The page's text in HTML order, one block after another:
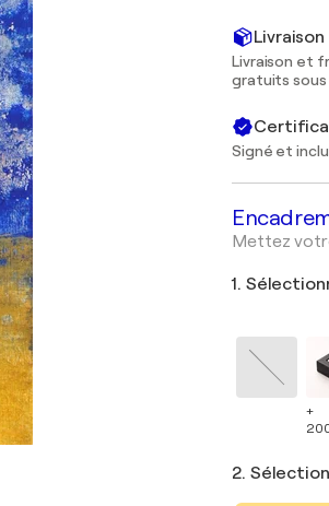
Livraison et
gratuits sous
Signé et
Mettez
1.
+
2.